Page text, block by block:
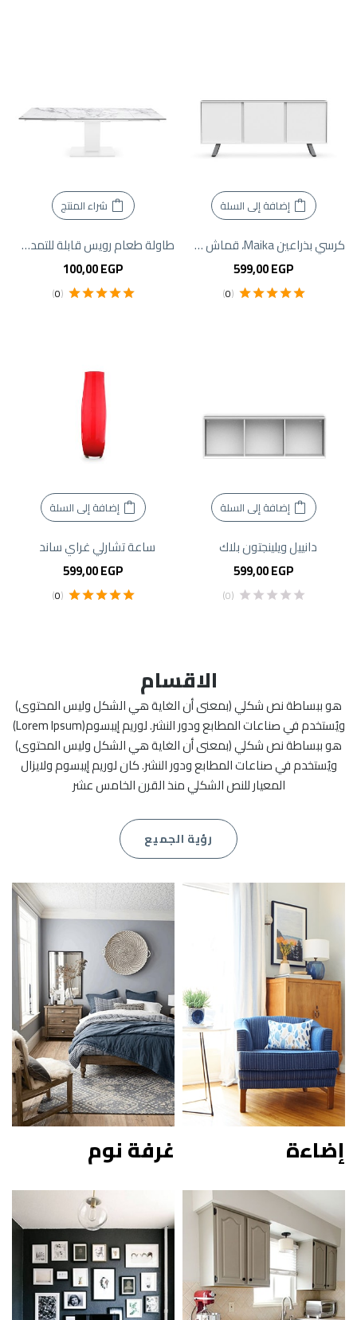
إضافة إلى السلة
كرسي بذراعين Maika، قماش Wurzburg Anthracite | فينجاكوب
599,00EGP
(
0
)
شراء المنتج
طاولة طعام رويس قابلة للتمديد من كرييتف فيرنتشر
100,00EGP
(
0
)
إضافة إلى السلة
دانييل ويلينجتون بلاك
599,00EGP
(0)
إضافة إلى السلة
ساعة تشارلي غراي ساند
599,00EGP
(
0
)
الاقسام
هو ببساطة نص شكلي (بمعنى أن الغاية هي الشكل وليس المحتوى)
ويُستخدم في صناعات المطابع ودور النشر. لوريم إيبسوم(Lorem Ipsum)
هو ببساطة نص شكلي (بمعنى أن الغاية هي الشكل وليس المحتوى)
ويُستخدم في صناعات المطابع ودور النشر. كان لوريم إيبسوم ولايزال
المعيار للنص الشكلي منذ القرن الخامس عشر
رؤية الجميع
إضاءة غرفة نوم